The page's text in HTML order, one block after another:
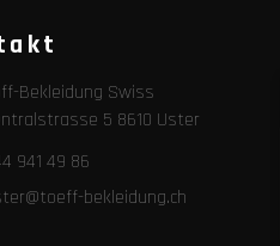
Bekleidung Swiss
5 8610 Uster
941 49 86
bekleidung.ch